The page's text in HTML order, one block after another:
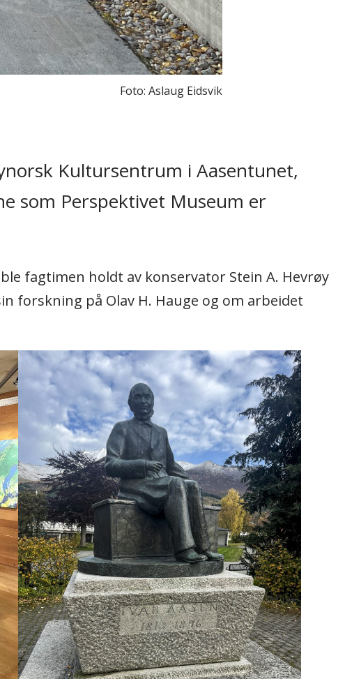
Foto: Aslaug Eidsvik
Kultursentrum i Aasentunet,
som Perspektivet Museum er
fagtimen holdt av konservator Stein A. Hevrøy
forskning på Olav H. Hauge og om arbeidet